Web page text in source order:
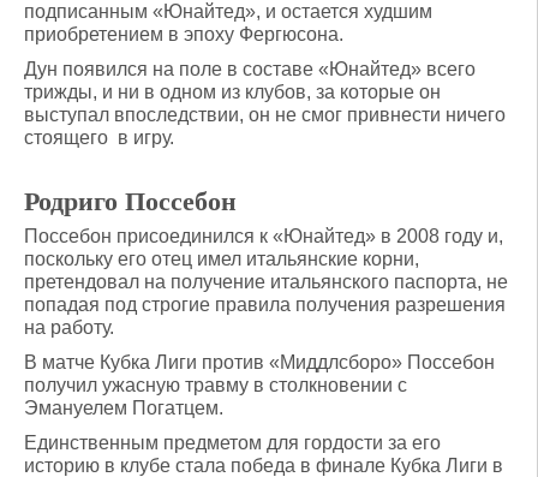
подписанным «Юнайтед», и остается худшим
приобретением в эпоху Фергюсона.
Дун появился на поле в составе «Юнайтед» всего
трижды, и ни в одном из клубов, за которые он
выступал впоследствии, он не смог привнести ничего
стоящего в игру.
Родриго Поссебон
Поссебон присоединился к «Юнайтед» в 2008 году и,
поскольку его отец имел итальянские корни,
претендовал на получение итальянского паспорта, не
попадая под строгие правила получения разрешения
на работу.
В матче Кубка Лиги против «Миддлсборо» Поссебон
получил ужасную травму в столкновении с
Эмануелем Погатцем.
Единственным предметом для гордости за его
историю в клубе стала победа в финале Кубка Лиги в